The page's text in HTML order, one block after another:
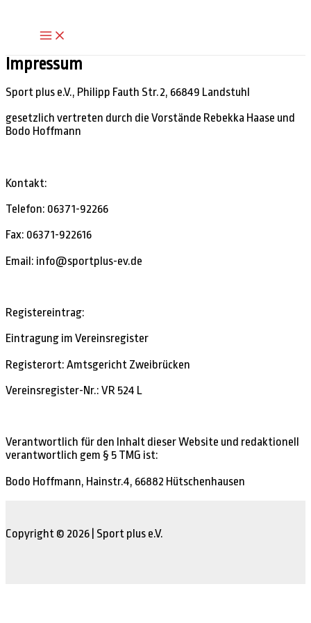
springenMain
Impressum
Sport plus e.V., Philipp Fauth Str.2, 66849 Landstuhl
gesetzlich vertreten durch die Vorstände Rebekka Haase und
Bodo Hoffmann
Kontakt:
Telefon: 06371-92266
Fax: 06371-922616
Email: info@sportplus-ev.de
Registereintrag:
Eintragung im Vereinsregister
Registerort: Amtsgericht Zweibrücken
Vereinsregister-Nr.: VR 524 L
Verantwortlich für den Inhalt dieser Website und redaktionell
verantwortlich gem § 5 TMG ist:
Bodo Hoffmann, Hainstr.4, 66882 Hütschenhausen
Copyright © 2026 | Sport plus e.V.